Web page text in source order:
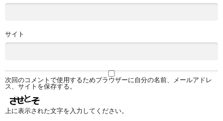
サイト
次回のコメントで使用するためブラウザーに自分の名前、メールアドレ
ス、サイトを保存する。
上に表示された文字を入力してください。